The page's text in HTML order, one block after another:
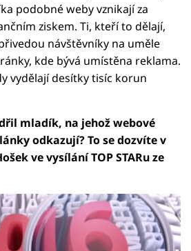
podobné weby vznikají za
ziskem. Ti, kteří to dělají,
návštěvníky na uměle
kde bývá umístěna reklama.
vydělají desítky tisíc korun
mladík, na jehož webové
odkazují? To se dozvíte v
ve vysílání TOP STARu ze